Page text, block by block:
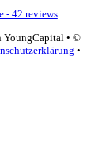
- 42 reviews
YoungCapital • ©
•